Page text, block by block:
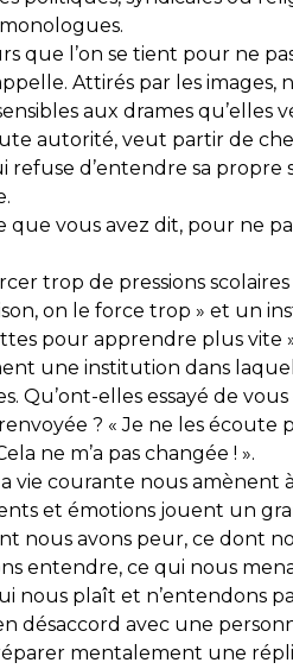
que l’on se tient pour ne
Attirés par les images,
aux drames qu’elles
autorité, veut partir de
refuse d’entendre sa propre
que vous avez dit, pour ne
trop de pressions
on le force trop » et un
pour apprendre plus vite
une institution dans
Qu’ont-elles essayé de vous
? « Je ne les écoute
ne m’a pas changée ! ».
vie courante nous amènent
et émotions jouent un
nous avons peur, ce dont
entendre, ce qui nous
nous plaît et n’entendons
désaccord avec une
mentalement une